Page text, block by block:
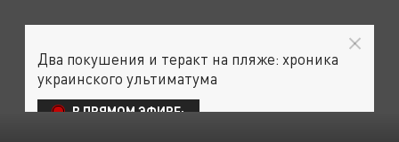
Два покушения и теракт на пляже: хроника
украинского ультиматума
В ПРЯМОМ ЭФИРЕ: